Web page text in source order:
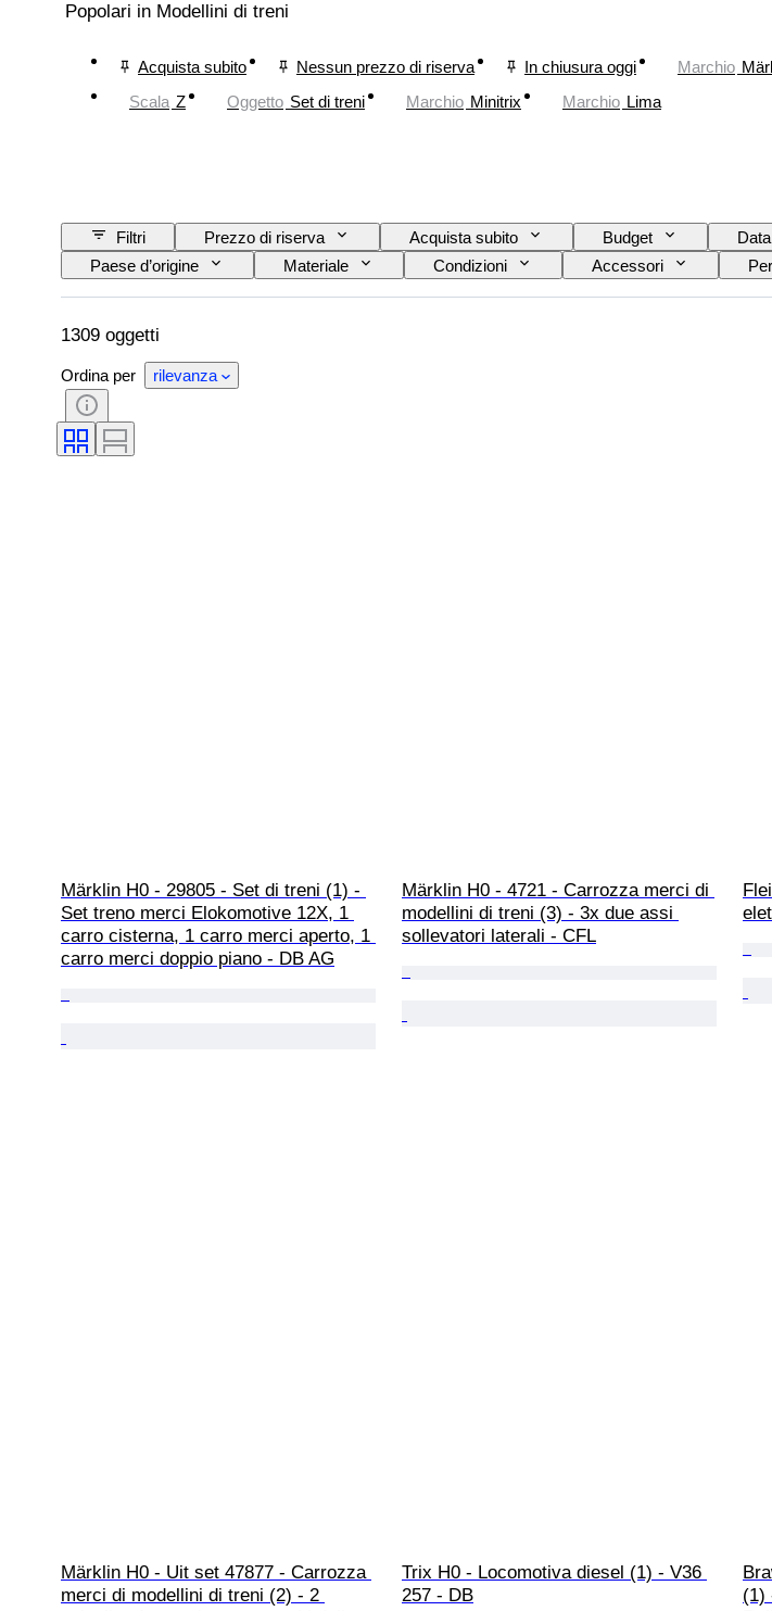
Popolari in Modellini di treni
Acquista subito Nessun prezzo di riserva In chiusura oggi Marchio
Scala Z Oggetto Set di treni Marchio Minitrix Marchio Lima
Filtri Prezzo di riserva Acquista subito Budget
Paese d’origine
Materiale Condizioni Accessori
Alimentazione
Impresa ferroviaria Epoca
1309 oggetti
Ordina per rilevanza
Märklin H0 - 29805 - Set di treni (1) -
Set treno merci Elokomotive 12X, 1
carro cisterna, 1 carro merci aperto, 1
carro merci doppio piano - DB AG
Märklin H0 - 4721 - Carrozza merci di
modellini di treni (3) - 3x due assi
sollevatori laterali - CFL
Märklin H0 - Uit set 47877 - Carrozza
merci di modellini di treni (2) - 2
Trix H0 - Locomotiva diesel (1) - V36
257 - DB
(1)